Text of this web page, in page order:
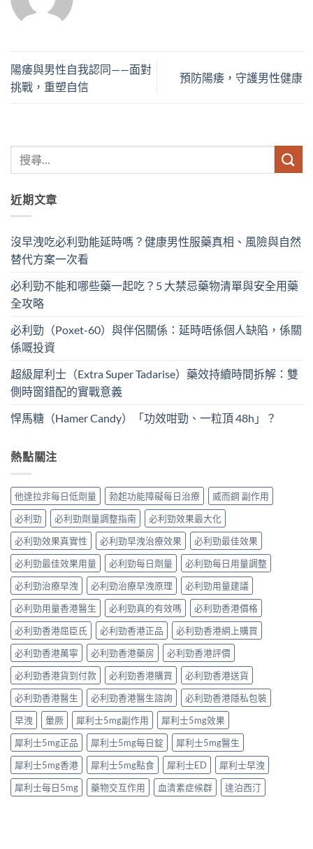
陽痿與男性自我認同——面對
挑戰，重塑自信
預防陽痿，守護男性健康
近期文章
沒早洩吃必利勁能延時嗎？健康男性服藥真相、風險與自然
替代方案一次看
必利勁不能和哪些藥一起吃？5 大禁忌藥物清單與安全用藥
全攻略
必利勁（Poxet-60）與伴侶關係：延時唔係個人缺陷，係關
係嘅投資
超級犀利士（Extra Super Tadarise）藥效持續時間拆解：雙
側時窗錯配的實戰意義
悍馬糖（Hamer Candy）「功效咁勁、一粒頂 48h」？
熱點關注
他達拉非每日低劑量 勃起功能障礙每日治療
威而鋼 副作用
必利勁
必利勁劑量調整指南
必利勁效果最大化
必利勁效果真實性
必利勁早洩治療效果
必利勁最佳效果
必利勁最佳效果用量
必利勁每日劑量
必利勁每日用量調整
必利勁治療早洩
必利勁治療早洩原理
必利勁用量建議
必利勁用量香港醫生
必利勁真的有效嗎
必利勁香港價格
必利勁香港屈臣氏
必利勁香港正品
必利勁香港網上購買
必利勁香港萬寧
必利勁香港藥房
必利勁香港評價
必利勁香港貨到付款
必利勁香港購買
必利勁香港送貨
必利勁香港醫生
必利勁香港醫生諮詢
必利勁香港隱私包裝
早洩
暈厥 犀利士5mg副作用
犀利士5mg效果
犀利士5mg正品
犀利士5mg每日錠
犀利士5mg醫生
犀利士5mg香港
犀利士5mg點食 犀利士ED
犀利士早洩
犀利士每日5mg
藥物交互作用 血清素症候群 達泊西汀